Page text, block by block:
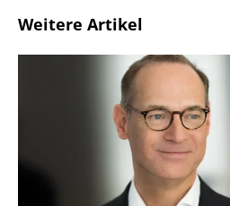
Weitere Artikel